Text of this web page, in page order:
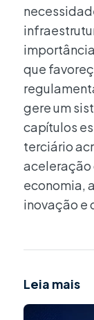
que
gere um
capítulos
terciário
economia,
inovação e
Leia mais